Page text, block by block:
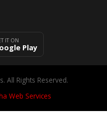
IT ON
Play
All Rights Reserved.
Web Services